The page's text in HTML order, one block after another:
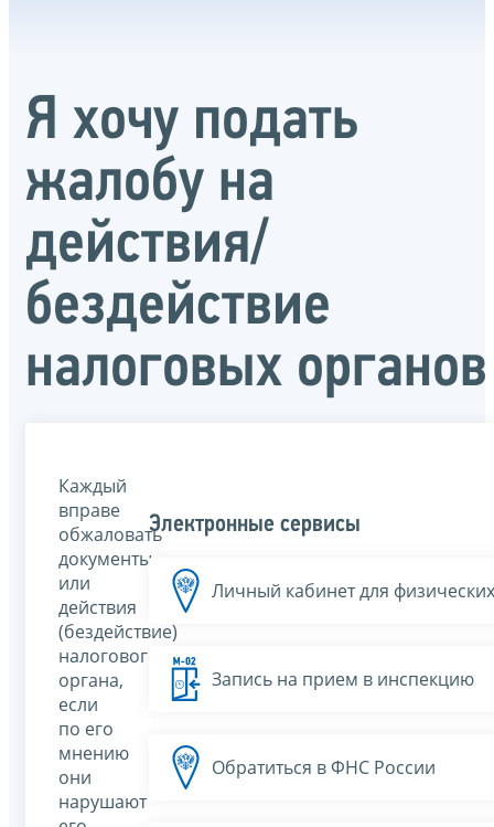
Я хочу подать
жалобу на
действия/
бездействие
налоговых органов
Каждый
вправе
обжаловать
документы
или
действия
(бездействие)
налогового
органа,
если
по его
мнению
они
нарушают
Электронные сервисы
Личный кабинет для
Запись на прием в инспекцию
Обратиться в ФНС России